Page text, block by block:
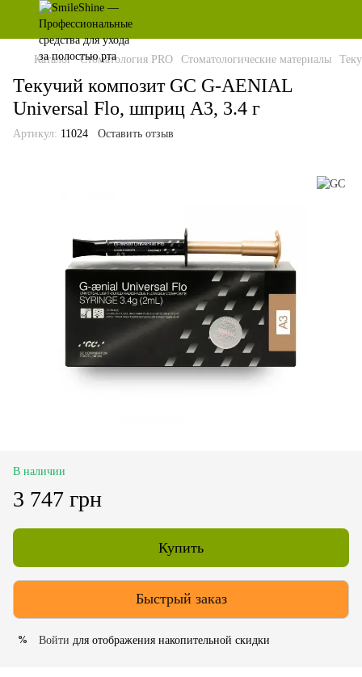
Каталог Стоматология PRO Стоматологические материалы
Текучий композит GC G-AENIAL
Universal Flo, шприц A3, 3.4 г
Артикул: 11024 Оставить отзыв
В наличии
3 747 грн
Купить
Быстрый заказ
% Войти для отображения накопительной скидки